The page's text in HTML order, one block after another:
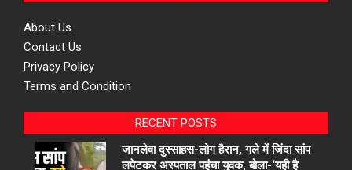
About Us
Contact Us
Privacy Policy
Terms and Condition
RECENT POSTS
जानलेवा दुस्साहस-लोग हैरान, गले में जिंदा सांप
लपेटकर अस्पताल पहुंचा युवक, बोला-‘यही है